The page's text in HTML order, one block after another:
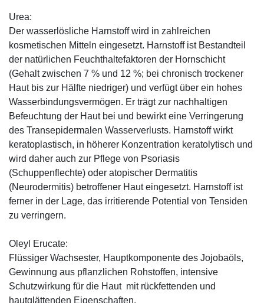
Urea:
Der wasserlösliche Harnstoff wird in zahlreichen
kosmetischen Mitteln eingesetzt. Harnstoff ist Bestandteil
der natürlichen Feuchthaltefaktoren der Hornschicht
(Gehalt zwischen 7 % und 12 %; bei chronisch trockener
Haut bis zur Hälfte niedriger) und verfügt über ein hohes
Wasserbindungsvermögen. Er trägt zur nachhaltigen
Befeuchtung der Haut bei und bewirkt eine Verringerung
des Transepidermalen Wasserverlusts. Harnstoff wirkt
keratoplastisch, in höherer Konzentration keratolytisch und
wird daher auch zur Pflege von Psoriasis
(Schuppenflechte) oder atopischer Dermatitis
(Neurodermitis) betroffener Haut eingesetzt. Harnstoff ist
ferner in der Lage, das irritierende Potential von Tensiden
zu verringern.
Oleyl Erucate:
Flüssiger Wachsester, Hauptkomponente des Jojobaöls,
Gewinnung aus pflanzlichen Rohstoffen, intensive
Schutzwirkung für die Haut mit rückfettenden und
hautglättenden Eigenschaften.